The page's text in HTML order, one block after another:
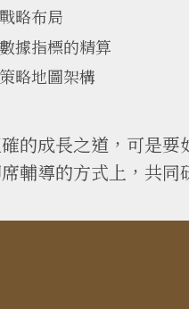
略布局
據指標的精算
略地圖架構
的成長之道，可是
輔導的方式上，共同